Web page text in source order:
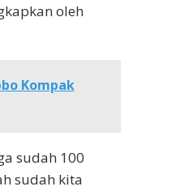
oleh
Kompak
sudah 100
sudah kita